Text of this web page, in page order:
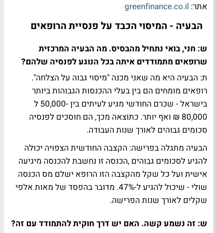
אתר: greenfinance.co.il
הבעיה - המיסוי הכבד על פנסיית הרופאים
ש: חני, בואי נתחיל מהבסיס. מה הבעיה המרכזית
שרופאים מתמודדים איתה בכל הנוגע לפנסיה שלהם?
ת: הבעיה היא מה שאני מכנה "מיסוי גבוה על הצלחה".
רופאים מומחים הם בין בעלי ההכנסות הגבוהות ביותר
בישראל - שכרם החודשי מגיע לעיתים בין -50,000 ל
80,000 ₪ ואף יותר. כתוצאה מכך, הם חוסכים לפנסיה
סכומים גבוהים לאורך שנות העבודה.
הבעיה מתגלה בפרישה: הקצבה החודשית הצפויה יכולה
להגיע לסכומים גבוהים ,הכנסה זו נחשבת להכנסה מיגיעה
אישית ועל כל שקל מהקצבה הזו הרופא ישלם מס הכנסה
שולי - שיכול להגיע ל-47%. מדובר בהפסד של מאות אלפי
שקלים לאורך שנות הפרישה.
ש: זה נשמע קשה. האם יש דרך חוקית להתמודד עם זה?